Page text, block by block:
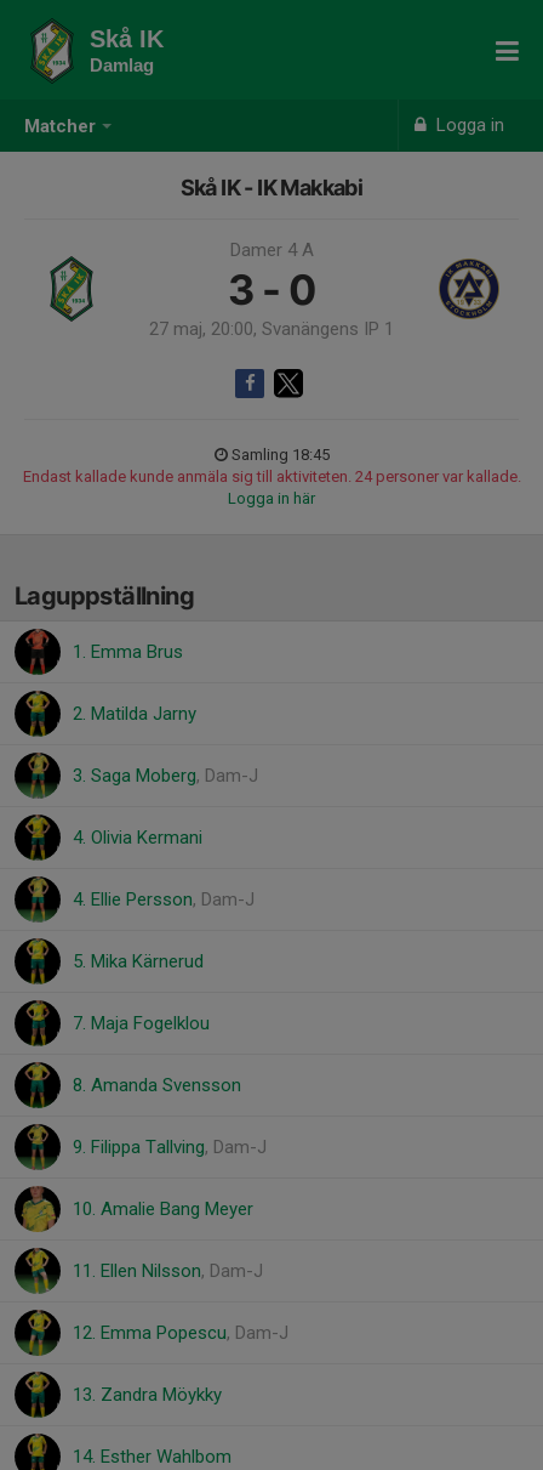
Matcher Logga in
Skå IK
Damlag
Skå IK - IK Makkabi
Damer 4 A
3 - 0
27 maj, 20:00, Svanängens IP 1
Samling 18:45
Endast kallade kunde anmäla sig till aktiviteten. 24 personer var kallade.
Logga in här
Laguppställning
1. Emma Brus
2. Matilda Jarny
3. Saga Moberg, Dam-J
4. Olivia Kermani
4. Ellie Persson, Dam-J
5. Mika Kärnerud
7. Maja Fogelklou
8. Amanda Svensson
9. Filippa Tallving, Dam-J
10. Amalie Bang Meyer
11. Ellen Nilsson, Dam-J
12. Emma Popescu, Dam-J
13. Zandra Möykky
14. Esther Wahlbom